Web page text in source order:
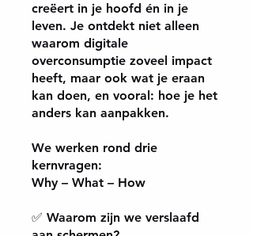
creëert in je hoofd én in je
leven. Je ontdekt niet alleen
waarom digitale
overconsumptie zoveel impact
heeft, maar ook wat je eraan
kan doen, en vooral: hoe je het
anders kan aanpakken.
We werken rond drie
kernvragen:
Why – What – How
✅ Waarom zijn we verslaafd